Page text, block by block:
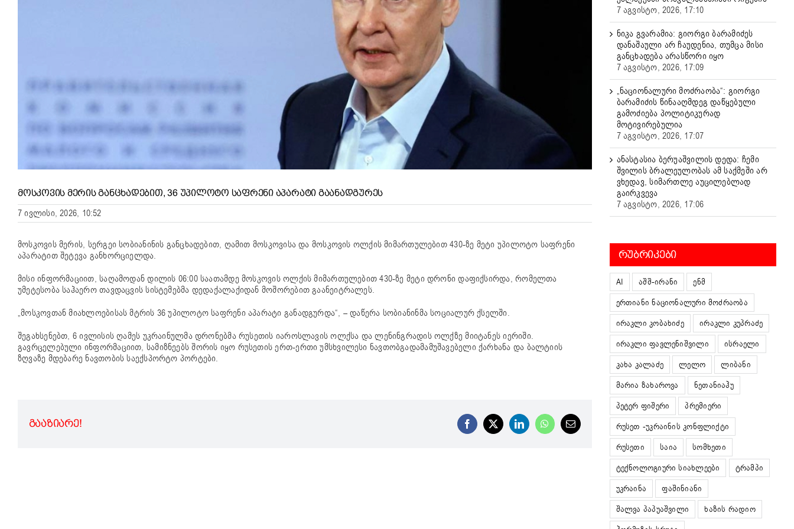
ᲛᲝᲡᲙᲝᲕᲘᲡ ᲛᲔᲠᲘᲡ ᲒᲐᲜᲪᲮᲐᲓᲔᲑᲘᲗ, 36 ᲣᲞᲘᲚᲝᲢᲝ ᲡᲐᲤᲠᲔᲜᲘ ᲐᲞᲐᲠᲐᲢᲘ ᲒᲐᲐᲜᲐᲓᲒᲣᲠᲔᲡ
7 ივლისი, 2026, 10:52
მოსკოვის მერის, სერგეი სობიანინის განცხადებით, ღამით მოსკოვისა და მოსკოვის ოლქის მიმართულებით 430-ზე მეტი უპილოტო საფრენი
აპარატით შეტევა განხორციელდა.
მისი ინფორმაციით, საღამოდან დილის 06:00 საათამდე მოსკოვის ოლქის მიმართულებით 430-ზე მეტი დრონი დაფიქსირდა, რომელთა
უმეტესობა საჰაერო თავდაცვის სისტემებმა დედაქალაქიდან მოშორებით გაანეიტრალეს.
„მოსკოვთან მიახლოებისას მტრის 36 უპილოტო საფრენი აპარატი განადგურდა“, – დაწერა სობიანინმა სოციალურ ქსელში.
შეგახსენებთ, 6 ივლისის ღამეს უკრაინულმა დრონებმა რუსეთის იაროსლავის ოლქსა და ლენინგრადის ოლქზე მიიტანეს იერიში.
გავრცელებული ინფორმაციით, სამიზნეებს შორის იყო რუსეთის ერთ-ერთი უმსხვილესი ნავთობგადამამუშავებელი ქარხანა და ბალტიის
ზღვაზე მდებარე ნავთობის საექსპორტო პორტები.
ᲒᲐᲐᲖᲘᲐᲠᲔ! Facebook
X LinkedInWhatsApp
Email
7 აგვისტო, 2026, 17:10
ნიკა გვარამია: გიორგი ბარამიძეს
დანაშაული არ ჩაუდენია, თუმცა მისი
განცხადება არასწორი იყო
7 აგვისტო, 2026, 17:09
„ნაციონალური მოძრაობა“: გიორგი
ბარამიძის წინააღმდეგ დაწყებული
გამოძიება პოლიტიკურად
მოტივირებულია
7 აგვისტო, 2026, 17:07
ანასტასია ბერუაშვილის დედა: ჩემი
შვილის ბრალეულობას ამ საქმეში არ
ვხედავ, სიმართლე აუცილებლად
გაირკვევა
7 აგვისტო, 2026, 17:06
ᲠᲣᲑᲠᲘᲙᲔᲑᲘ
AI აშშ-ირანი
ენმ
ერთიანი ნაციონალური მოძრაობა
ირაკლი კობახიძე
ირაკლი კუპრაძე
ირაკლი ფავლენიშვილი
ისრაელი
კახა კალაძე
ლელო
ლიბანი
მარია ზახაროვა
ნეთანიაჰუ
პეტერ ფიშერი
პრემიერი
რუსეთ -უკრაინის კონფლიქტი
რუსეთი
საია
სომხეთი
ტექნოლოგიური სიახლეები
ტრამპი
უკრაინა
ფაშინიანი
შალვა პაპუაშვილი
ხაზის რადიო